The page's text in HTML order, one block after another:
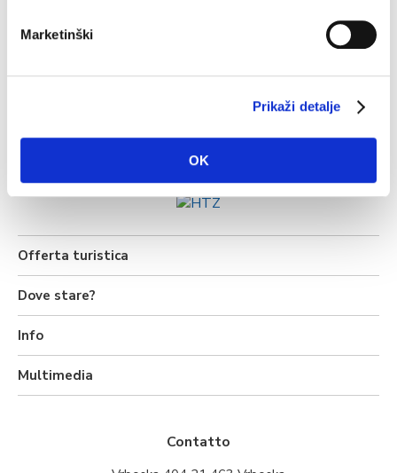
Marketinški
Prikaži detalje
OK
mer
36°C
Offerta turistica
Dove stare?
Info
Multimedia
Contatto